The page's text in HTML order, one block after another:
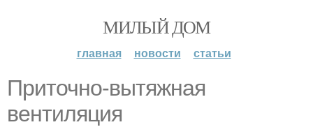
МИЛЫЙ ДОМ
главная новости статьи
Приточно-вытяжная
вентиляция